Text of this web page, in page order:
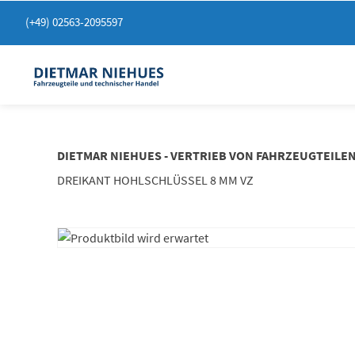
zum
(+49) 02563-2095597
DIETMAR NIEHUES - VERTRIEB VON
DREIKANT HOHLSCHLÜSSEL 8 MM VZ